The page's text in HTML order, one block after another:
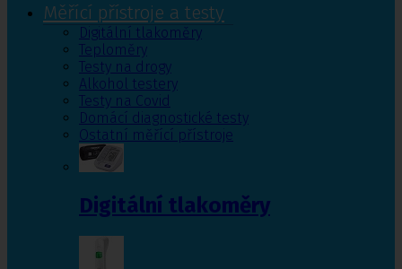
Měřící přístroje a testy
Digitální tlakoměry
Teploměry
Testy na drogy
Alkohol testery
Testy na Covid
Domácí diagnostické testy
Ostatní měřící přístroje
Digitální tlakoměry